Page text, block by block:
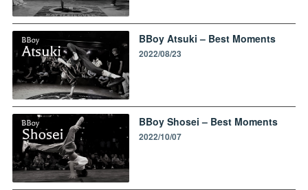
BBoy Atsuki – Best Moments
2022/08/23
BBoy Shosei – Best Moments
2022/10/07